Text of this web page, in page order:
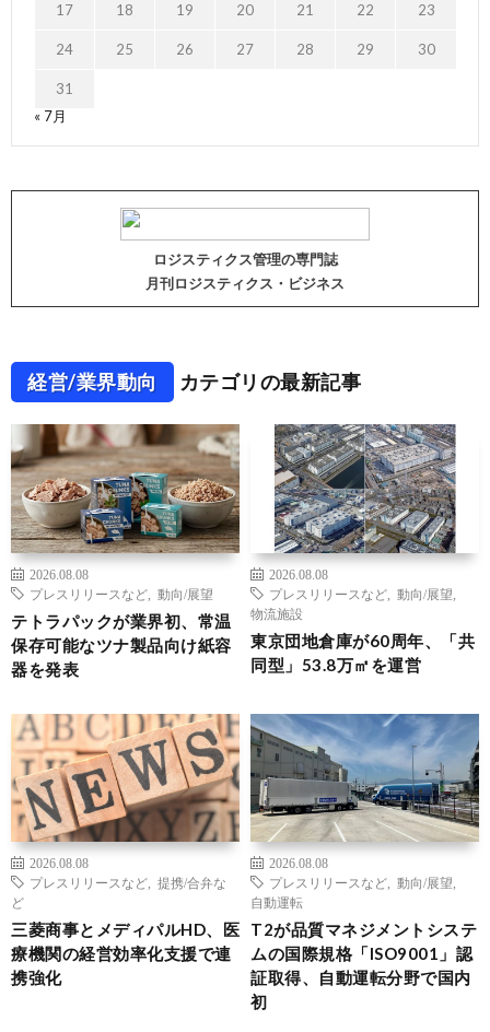
17 18 19 20 21 22 23
24 25 26 27 28 29 30
31
« 7月
ロジスティクス管理の専門誌
月刊ロジスティクス・ビジネス
経営/業界動向 カテゴリの最新記事
2026.08.08
プレスリリースなど
動向/展望
テトラパックが業界初、常温
保存可能なツナ製品向け紙容
器を発表
2026.08.08
プレスリリースなど
動向/展望
物流施設
東京団地倉庫が60周年、「共
同型」53.8万㎡を運営
2026.08.08
プレスリリースなど
提携/合弁な
ど
三菱商事とメディパルHD、医
療機関の経営効率化支援で連
携強化
2026.08.08
プレスリリースなど
動向/展望
自動運転
T2が品質マネジメントシステ
ムの国際規格「ISO9001」認
証取得、自動運転分野で国内
初